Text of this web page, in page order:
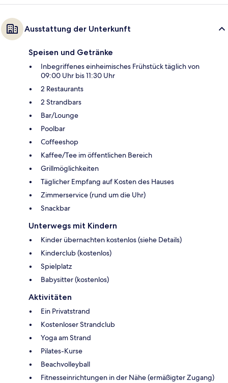
Ausstattung der Unterkunft
Speisen und Getränke
Inbegriffenes einheimisches Frühstück täglich von
09:00 Uhr bis 11:30 Uhr
2 Restaurants
2 Strandbars
Bar/Lounge
Poolbar
Coffeeshop
Kaffee/Tee im öffentlichen Bereich
Grillmöglichkeiten
Täglicher Empfang auf Kosten des Hauses
Zimmerservice (rund um die Uhr)
Snackbar
Unterwegs mit Kindern
Kinder übernachten kostenlos (siehe Details)
Kinderclub (kostenlos)
Spielplatz
Babysitter (kostenlos)
Aktivitäten
Ein Privatstrand
Kostenloser Strandclub
Yoga am Strand
Pilates-Kurse
Beachvolleyball
Fitnesseinrichtungen in der Nähe (ermäßigter Zugang)